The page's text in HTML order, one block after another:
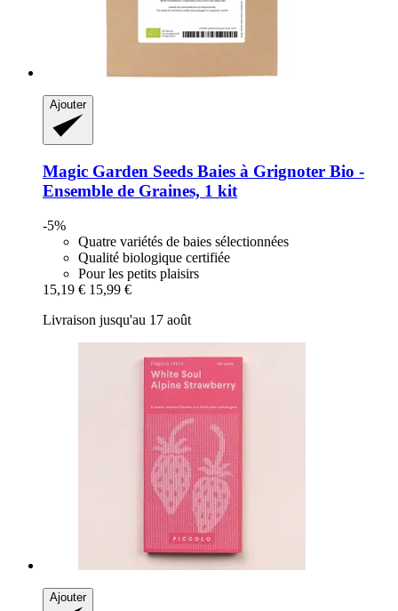
Ajouter
Magic Garden Seeds Baies à Grignoter Bio -​
Ensemble de Graines, 1 kit
-5%
Quatre variétés de baies sélectionnées
Qualité biologique certifiée
Pour les petits plaisirs
15,19 € 15,99 €
Livraison jusqu'au 17 août
Ajouter